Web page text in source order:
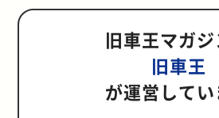
ブの場合は、部品代だけで数万円に
のぼることもあります。 その結果、
全体の修理費用が5万円以上になる
破損の状態別の修理方法 ドアノブの
修理には、浅い傷から塗装が必要な
深い傷、そして交換が必須となる破
らの引
可能性
が解禁
の魅力
の高さ
キスパ
いる可能性があります。ATでは変速
を制御しているソレノイドバルブや
バルブボディ、MTではスムーズな
ギアチェンジを助けるシンクロメッ
シュ機構の摩耗・損傷が考えられま
す。 これらの症状は、ミッションの
修理が避けられない状態であること
が可能
長いた
に減ら
ば、電
ともで
リット
ーキペダルを踏み込む ・スマートキ
ー本体をエンジンスタートスイッチ
を踏んだまま再度スタートスイッチ
ジンスタートスイッチに接触させた
スマートキーを車輌側が認識する
ミ タンパク質が塗装面に密着し、表
面がシミになる 専
取り除ける 白色に変色
ンの成分
専用ク
ウンドで塗
フンが
う。 ノッキングの種類と原因 「ノ
ッキング」と一言でいっても、その
発生メカニズムや深刻度によってい
くつかの種類に分類されます。ここ
では、代表的な4種類のノッキング
について、それぞれの原因と現象を
トリッ
DIYでも
のため
をつけ
漏りを
の記事でわかること】 ・25年ルール
の詳細・25年ルール解禁でキューブ
は値上がりするのか・25年ルールが
解禁されるキューブ（Z10型）の魅
産 キューブ（初代Z10型）の初期モ
きされた ・契約車両が電柱や
レールに衝突し
や洪水の
たは所
ニーは、年式が古くても状態の良い
個体は評価されやすく、想定以上の
価格で取引されるケースもありま
す。売却前には、サニーの特性や相
場を理解した専門業者で査定を受
け、価値を確認してから判断すると
安心です。 今回は、25年以上にわた
考えら
します
見当を
談でき
の記事
旧車王マガ
旧車王
が運営して